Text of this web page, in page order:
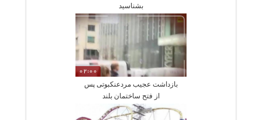
بشناسید
02:00
بازداشت عجیب مردعنکبوتی پس
از فتح ساختمان بلند